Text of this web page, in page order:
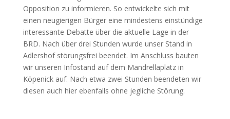
Opposition zu informieren. So entwickelte sich mit
einen neugierigen Bürger eine mindestens einstündige
interessante Debatte über die aktuelle Lage in der
BRD. Nach über drei Stunden wurde unser Stand in
Adlershof störungsfrei beendet. Im Anschluss bauten
wir unseren Infostand auf dem Mandrellaplatz in
Köpenick auf. Nach etwa zwei Stunden beendeten wir
diesen auch hier ebenfalls ohne jegliche Störung.